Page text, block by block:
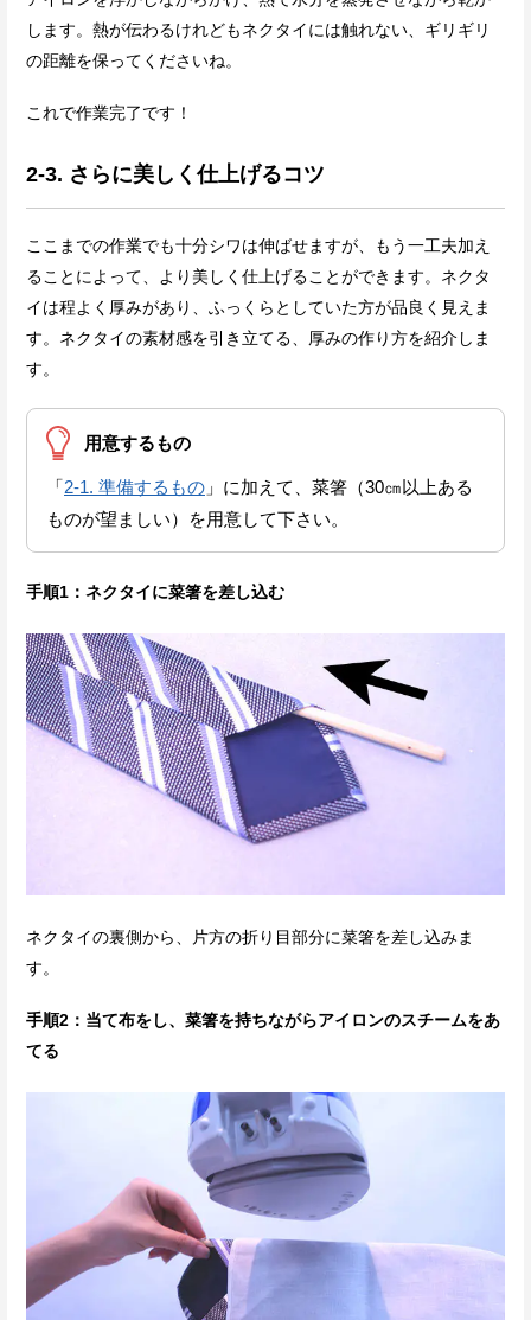
します。熱が伝わるけれどもネクタイには触れない、ギリギリ
の距離を保ってくださいね。
これで作業完了です！
2-3. さらに美しく仕上げるコツ
ここまでの作業でも十分シワは伸ばせますが、もう一工夫加え
ることによって、より美しく仕上げることができます。ネクタ
イは程よく厚みがあり、ふっくらとしていた方が品良く見えま
す。ネクタイの素材感を引き立てる、厚みの作り方を紹介しま
す。
用意するもの
「2-1. 準備するもの 」 に加えて、菜箸（30㎝以上ある
ものが望ましい）を用意して下さい。
手順1：ネクタイに菜箸を差し込む
ネクタイの裏側から、片方の折り目部分に菜箸を差し込みま
す。
手順2：当て布をし、菜箸を持ちながらアイロンのスチームをあ
てる